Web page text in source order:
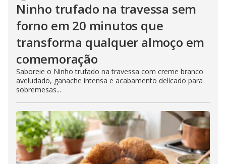
Ninho trufado na travessa sem
forno em 20 minutos que
transforma qualquer almoço em
comemoração
Saboreie o Ninho trufado na travessa com creme branco
aveludado, ganache intensa e acabamento delicado para
sobremesas...